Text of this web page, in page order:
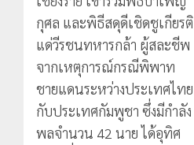
กุศล และพิธีสดุดีเชิดชูเกียรติ
แด่วีรชนทหารกล้า ผู้สละชีพ
จากเหตุการณ์กรณีพิพาท
ชายแดนระหว่างประเทศไทย
กับประเทศกัมพูชา ซึ่งมีกำลัง
พลจำนวน 42 นาย ได้อุทิศ